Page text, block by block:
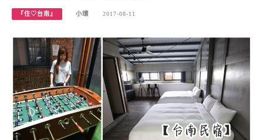
『住♡台南』 小環 2017-08-11